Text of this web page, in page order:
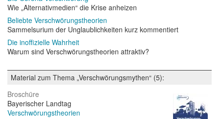
Wie „Alternativmedien“ die Krise anheizen
Beliebte Verschwörungstheorien
Sammelsurium der Unglaublichkeiten kurz kommentiert
Die inoffizielle Wahrheit
Warum sind Verschwörungstheorien attraktiv?
Material zum Thema „Verschwörungsmythen“ (5):
Broschüre
Bayerischer Landtag
Verschwörungstheorien